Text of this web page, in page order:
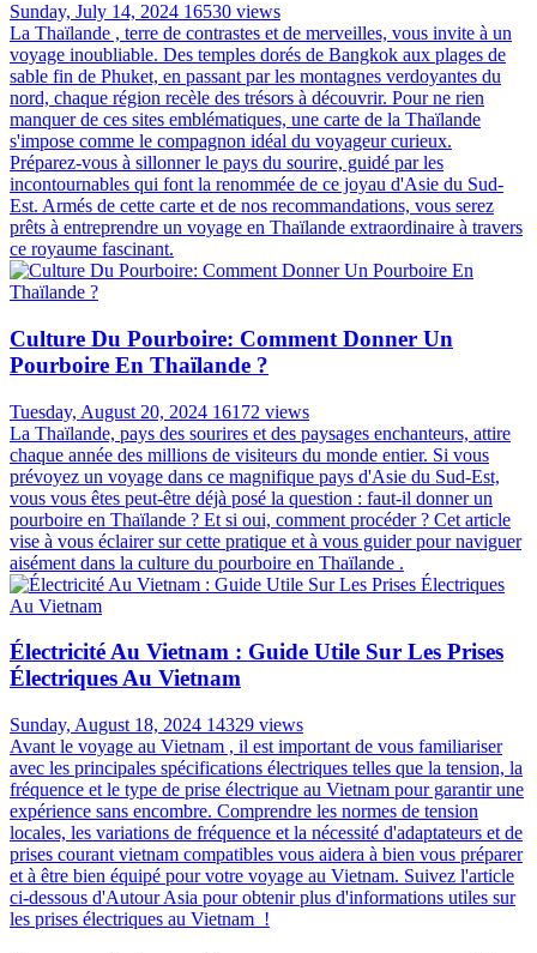
Sunday, July 14, 2024 16530 views
La Thaïlande , terre de contrastes et de merveilles, vous invite à un
voyage inoubliable. Des temples dorés de Bangkok aux plages de
sable fin de Phuket, en passant par les montagnes verdoyantes du
nord, chaque région recèle des trésors à découvrir. Pour ne rien
manquer de ces sites emblématiques, une carte de la Thaïlande
s'impose comme le compagnon idéal du voyageur curieux.
Préparez-vous à sillonner le pays du sourire, guidé par les
incontournables qui font la renommée de ce joyau d'Asie du Sud-
Est. Armés de cette carte et de nos recommandations, vous serez
prêts à entreprendre un voyage en Thaïlande extraordinaire à travers
ce royaume fascinant.
Culture Du Pourboire: Comment Donner Un
Pourboire En Thaïlande ?
Tuesday, August 20, 2024 16172 views
La Thaïlande, pays des sourires et des paysages enchanteurs, attire
chaque année des millions de visiteurs du monde entier. Si vous
prévoyez un voyage dans ce magnifique pays d'Asie du Sud-Est,
vous vous êtes peut-être déjà posé la question : faut-il donner un
pourboire en Thaïlande ? Et si oui, comment procéder ? Cet article
vise à vous éclairer sur cette pratique et à vous guider pour naviguer
aisément dans la culture du pourboire en Thaïlande .
Électricité Au Vietnam : Guide Utile Sur Les Prises
Électriques Au Vietnam
Sunday, August 18, 2024 14329 views
Avant le voyage au Vietnam , il est important de vous familiariser
avec les principales spécifications électriques telles que la tension, la
fréquence et le type de prise électrique au Vietnam pour garantir une
expérience sans encombre. Comprendre les normes de tension
locales, les variations de fréquence et la nécessité d'adaptateurs et de
prises courant vietnam compatibles vous aidera à bien vous préparer
et à être bien équipé pour votre voyage au Vietnam. Suivez l'article
ci-dessous d'Autour Asia pour obtenir plus d'informations utiles sur
les prises électriques au Vietnam !